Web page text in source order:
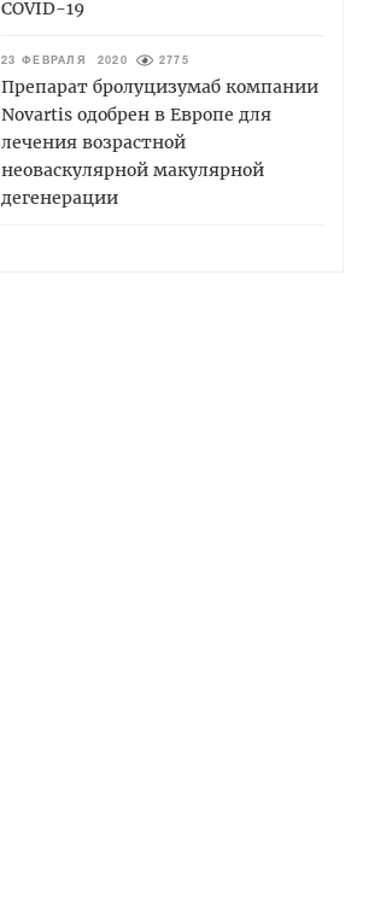
COVID-19
23 ФЕВРАЛЯ 2020 2775
Препарат бролуцизумаб компании
Novartis одобрен в Европе для
лечения возрастной
неоваскулярной макулярной
дегенерации